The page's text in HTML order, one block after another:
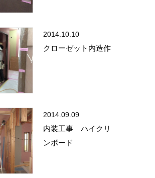
2014.10.10
クローゼット内造作
2014.09.09
内装工事 ハイクリ
ンボード